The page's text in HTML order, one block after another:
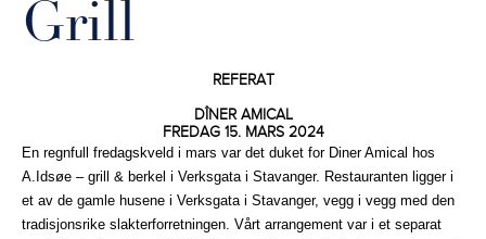
Grill
REFERAT
DÎNER AMICAL
FREDAG 15. MARS 2024
En regnfull fredagskveld i mars var det duket for Diner Amical hos
A.Idsøe – grill & berkel i Verksgata i Stavanger. Restauranten ligger i
et av de gamle husene i Verksgata i Stavanger, vegg i vegg med den
tradisjonsrike slakterforretningen. Vårt arrangement var i et separat